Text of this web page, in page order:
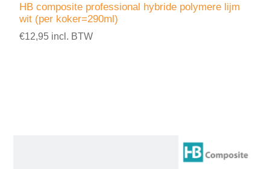
HB composite professional hybride polymere lijm
wit (per koker=290ml)
€12,95 incl. BTW